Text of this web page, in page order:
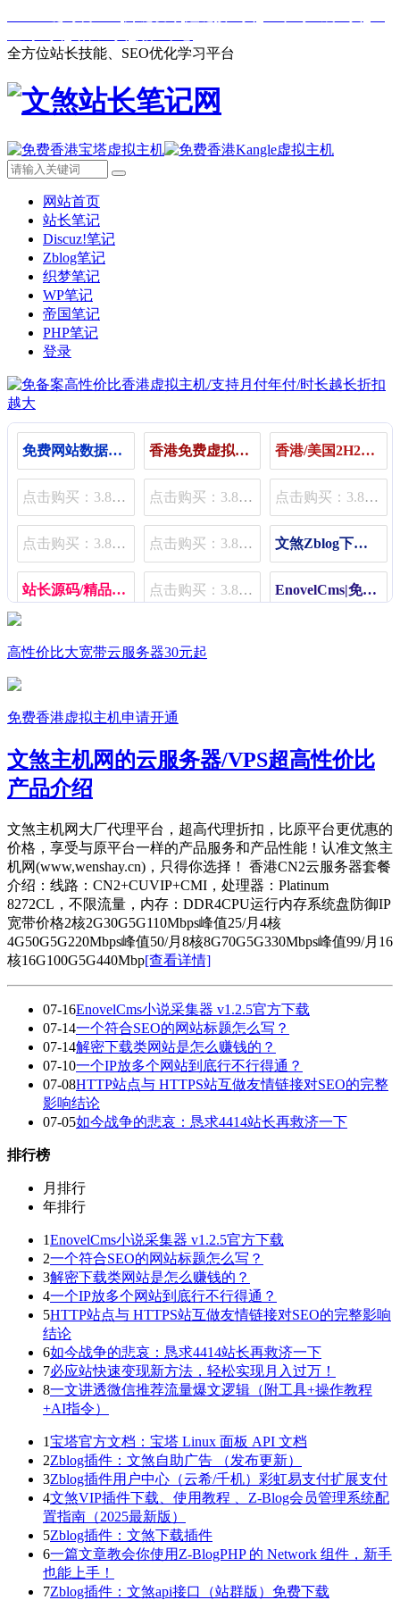
全方位站长技能、SEO优化学习平台
网站首页
站长笔记
Discuz!笔记
Zblog笔记
织梦笔记
WP笔记
帝国笔记
PHP笔记
登录
免费网站数据统计 香港免费虚拟主机（Kangle，宝塔主机） 香港/美国2H2G云服务器25月起
点击购买：3.80元/月 | 11.80元/季 | 48.80元/年 点击购买：3.80元/月 | 11.80元/季 | 48.80元/年 点击购买：3.80元/月 | 11.80元/季 | 48.80元/年
点击购买：3.80元/月 | 11.80元/季 | 48.80元/年 点击购买：3.80元/月 | 11.80元/季 | 48.80元/年 文煞Zblog下载插件（限速、限用户组、限费）
站长源码/精品源码/插件免费下载 点击购买：3.80元/月 | 11.80元/季 | 48.80元/年 EnovelCms|免费小说程序
高性价比大宽带云服务器30元起
免费香港虚拟主机申请开通
文煞主机网的云服务器/VPS超高性价比
产品介绍
文煞主机网大厂代理平台，超高代理折扣，比原平台更优惠的
价格，享受与原平台一样的产品服务和产品性能！认准文煞主
机网(www,wenshay.cn)，只得你选择！ 香港CN2云服务器套餐
介绍：线路：CN2+CUVIP+CMI，处理器：Platinum
8272CL，不限流量，内存：DDR4CPU运行内存系统盘防御IP
宽带价格2核2G30G5G110Mbps峰值25/月4核
4G50G5G220Mbps峰值50/月8核8G70G5G330Mbps峰值99/月16
核16G100G5G440Mbp[查看详情]
07-16EnovelCms小说采集器 v1.2.5官方下载
07-14一个符合SEO的网站标题怎么写？
07-14解密下载类网站是怎么赚钱的？
07-10一个IP放多个网站到底行不行得通？
07-08HTTP站点与 HTTPS站互做友情链接对SEO的完整
影响结论
07-05如今战争的悲哀：恳求4414站长再救济一下
排行榜
月排行
年排行
1EnovelCms小说采集器 v1.2.5官方下载
2一个符合SEO的网站标题怎么写？
3解密下载类网站是怎么赚钱的？
4一个IP放多个网站到底行不行得通？
5HTTP站点与 HTTPS站互做友情链接对SEO的完整影响
结论
6如今战争的悲哀：恳求4414站长再救济一下
7必应站快速变现新方法，轻松实现月入过万！
8一文讲透微信推荐流量爆文逻辑（附工具+操作教程
+AI指令）
1宝塔官方文档：宝塔 Linux 面板 API 文档
2Zblog插件：文煞自助广告 （发布更新）
3Zblog插件用户中心（云希/千机）彩虹易支付扩展支付
4文煞VIP插件下载、使用教程 、Z-Blog会员管理系统配
置指南（2025最新版）
5Zblog插件：文煞下载插件
6一篇文章教会你使用Z-BlogPHP 的 Network 组件，新手
也能上手！
7Zblog插件：文煞api接口（站群版）免费下载